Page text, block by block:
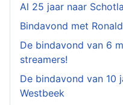
Al 25 jaar naar
Bindavond met
De bindavond van 6
streamers!
De bindavond van 10
Westbeek